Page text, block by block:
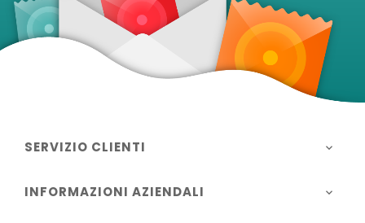
SERVIZIO CLIENTI 
INFORMAZIONI AZIENDALI 